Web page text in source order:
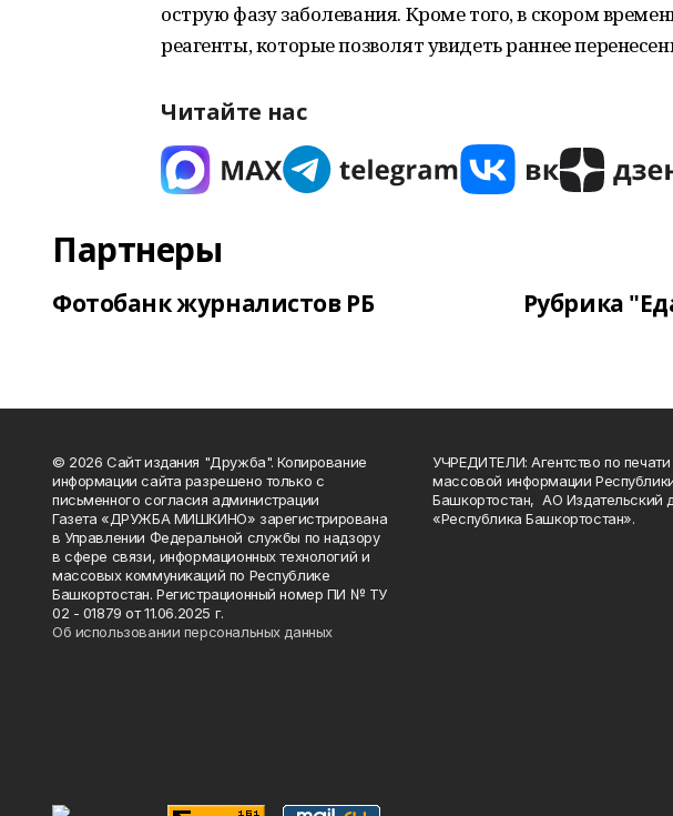
острую фазу заболевания. Кроме того, в скором
реагенты, которые позволят увидеть раннее
Читайте нас
Партнеры
Фотобанк журналистов РБ Рубрика
© 2026 Сайт издания "Дружба". Копирование
информации сайта разрешено только с
письменного согласия администрации
Газета «ДРУЖБА МИШКИНО» зарегистрирована
в Управлении Федеральной службы по надзору
в сфере связи, информационных технологий и
массовых коммуникаций по Республике
Башкортостан. Регистрационный номер ПИ № ТУ
02 - 01879 от 11.06.2025 г.
Об использовании персональных данных
УЧРЕДИТЕЛИ: Агентство по
массовой информации
Башкортостан, АО Издательский
«Республика Башкортостан».